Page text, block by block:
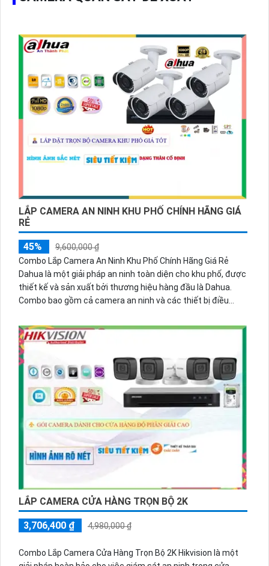
LẮP CAMERA AN NINH KHU PHỐ CHÍNH HÃNG GIÁ
RẺ
45%
9,600,000 ₫
Combo Lắp Camera An Ninh Khu Phố Chính Hãng Giá Rẻ
Dahua là một giải pháp an ninh toàn diện cho khu phố, được
thiết kế và sản xuất bởi thương hiệu hàng đầu là Dahua.
Combo bao gồm cả camera an ninh và các thiết bị điều
combo này có khả năng thu âm và phát lại âm thanh một
cách chất lượng
LẮP CAMERA CỬA HÀNG TRỌN BỘ 2K
3,706,400 ₫ 4,980,000 ₫
Combo Lắp Camera Cửa Hàng Trọn Bộ 2K Hikvision là một